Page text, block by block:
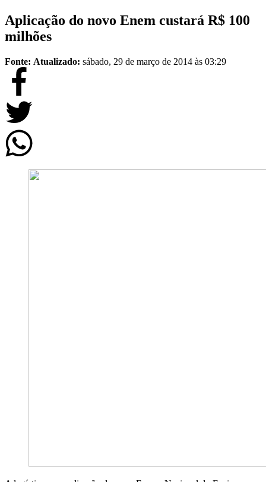
Aplicação do novo Enem custará R$ 100
milhões
Fonte: Atualizado: sábado, 29 de março de 2014 às 03:29